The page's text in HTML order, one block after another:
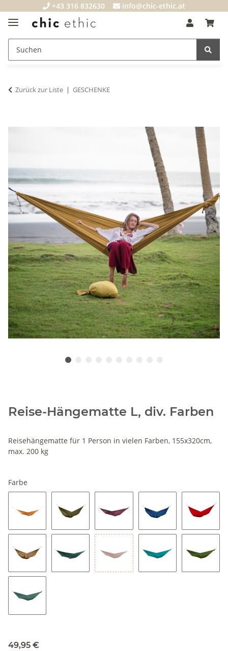
+43 316 832630 info@chic-ethic.at
Zurück zur Liste GESCHENKE
Reise-Hängematte L, div. Farben
Reisehängematte für 1 Person in vielen Farben, 155x320cm,
max. 200 kg
Farbe
Sand Armeegrün Pflaume Königsblau
Braun
49,95 €